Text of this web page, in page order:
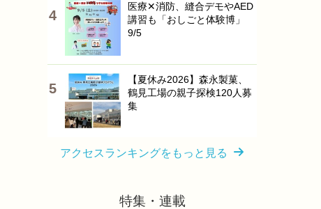
医療✕消防、縫合デモやAED
講習も「おしごと体験博」
9/5
【夏休み2026】森永製菓、
鶴見工場の親子探検120人募
集
アクセスランキングをもっと見る
特集・連載